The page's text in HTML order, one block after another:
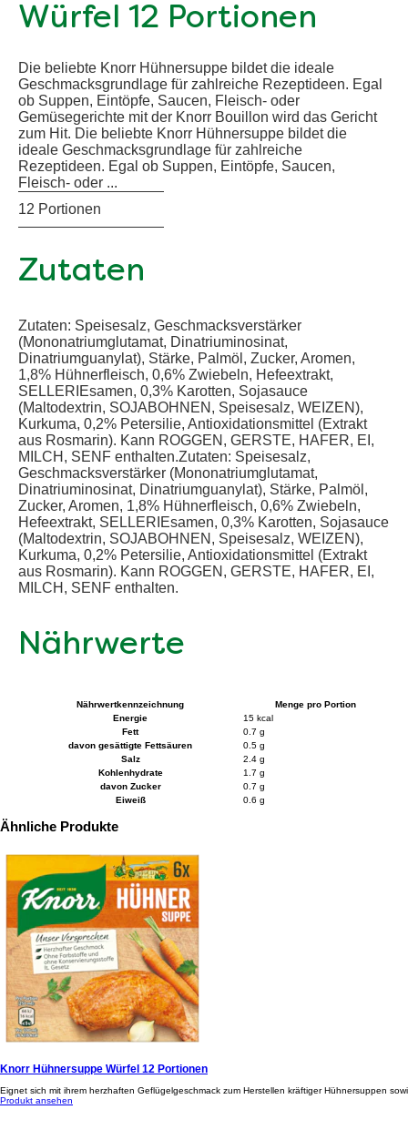
Würfel 12 Portionen
Die beliebte Knorr Hühnersuppe bildet die ideale
Geschmacksgrundlage für zahlreiche Rezeptideen. Egal
ob Suppen, Eintöpfe, Saucen, Fleisch- oder
Gemüsegerichte mit der Knorr Bouillon wird das Gericht
zum Hit. Die beliebte Knorr Hühnersuppe bildet die
ideale Geschmacksgrundlage für zahlreiche
Rezeptideen. Egal ob Suppen, Eintöpfe, Saucen,
Fleisch- oder ...
12 Portionen
Zutaten
Zutaten: Speisesalz, Geschmacksverstärker
(Mononatriumglutamat, Dinatriuminosinat,
Dinatriumguanylat), Stärke, Palmöl, Zucker, Aromen,
1,8% Hühnerfleisch, 0,6% Zwiebeln, Hefeextrakt,
SELLERIEsamen, 0,3% Karotten, Sojasauce
(Maltodextrin, SOJABOHNEN, Speisesalz, WEIZEN),
Kurkuma, 0,2% Petersilie, Antioxidationsmittel (Extrakt
aus Rosmarin). Kann ROGGEN, GERSTE, HAFER, EI,
MILCH, SENF enthalten.Zutaten: Speisesalz,
Geschmacksverstärker (Mononatriumglutamat,
Dinatriuminosinat, Dinatriumguanylat), Stärke, Palmöl,
Zucker, Aromen, 1,8% Hühnerfleisch, 0,6% Zwiebeln,
Hefeextrakt, SELLERIEsamen, 0,3% Karotten, Sojasauce
(Maltodextrin, SOJABOHNEN, Speisesalz, WEIZEN),
Kurkuma, 0,2% Petersilie, Antioxidationsmittel (Extrakt
aus Rosmarin). Kann ROGGEN, GERSTE, HAFER, EI,
MILCH, SENF enthalten.
Nährwerte
Nährwertkennzeichnung
Menge pro Portion
Energie
15 kcal
Fett
0.7 g
davon gesättigte Fettsäuren
0.5 g
Salz
2.4 g
Kohlenhydrate
1.7 g
davon Zucker
0.7 g
Eiweiß
0.6 g
Ähnliche Produkte
Knorr Hühnersuppe Würfel 12 Portionen
Eignet sich mit ihrem herzhaften Geflügelgeschmack zum Herstellen kräftiger Hühnersuppen
Produkt ansehen